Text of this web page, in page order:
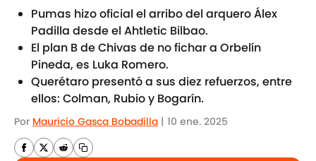
Pumas hizo oficial el arribo del arquero Álex
Padilla desde el Ahtletic Bilbao.
El plan B de Chivas de no fichar a Orbelín
Pineda, es Luka Romero.
Querétaro presentó a sus diez refuerzos, entre
ellos: Colman, Rubio y Bogarín.
Por Mauricio Gasca Bobadilla | 10 ene. 2025